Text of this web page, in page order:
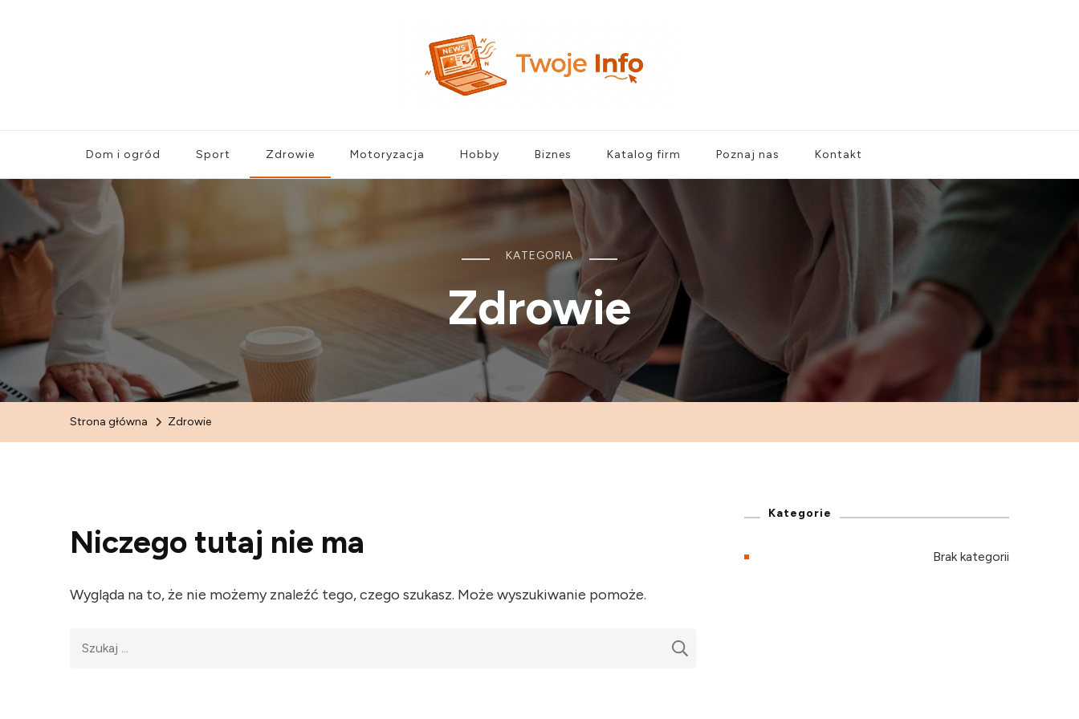
Dom i ogród Sport Zdrowie Motoryzacja Hobby Biznes Katalog firm Poznaj nas Kontakt
KATEGORIA
Zdrowie
Strona główna Zdrowie
Niczego tutaj nie ma
Wygląda na to, że nie możemy znaleźć tego, czego szukasz. Może wyszukiwanie pomoże.
Kategorie
Brak kategorii